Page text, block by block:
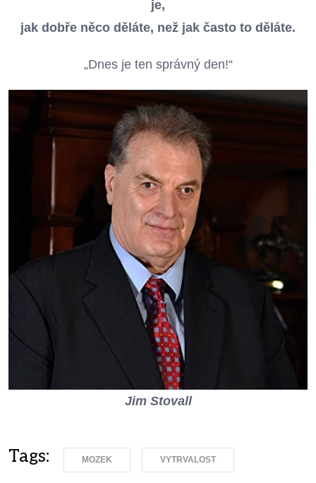
je,
jak dobře něco děláte, než jak často to děláte.
„Dnes je ten správný den!“
Jim Stovall
Tags: MOZEK VYTRVALOST